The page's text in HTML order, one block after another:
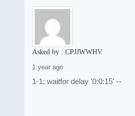
Asked by : CPJJWWHV
1 year ago
1-1; waitfor delay '0:0:15' --